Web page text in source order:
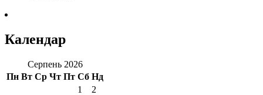
Календар
Серпень 2026
Пн Вт Ср Чт Пт Сб Нд
1
2